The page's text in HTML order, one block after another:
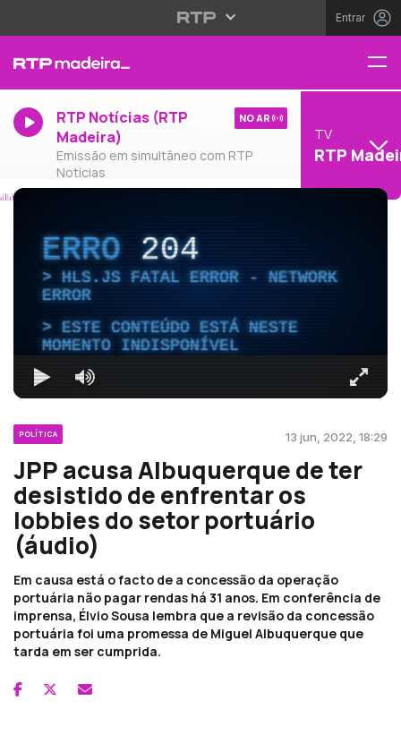
Entrar
RTP Notícias (RTP
Madeira)
Emissão em simultâneo com RTP
Notícias
NO AR
TV
RTP
ERRO204
HLS.JS FATAL ERROR - NETWORK
ERROR
ESTE CONTEÚDO ESTÁ NESTE
MOMENTO INDISPONÍVEL
POLÍTICA 13 jun, 2022, 18:29
JPP acusa Albuquerque de ter
desistido de enfrentar os
lobbies do setor portuário
(áudio)
Em causa está o facto de a concessão da operação
portuária não pagar rendas há 31 anos. Em conferência de
imprensa, Élvio Sousa lembra que a revisão da concessão
portuária foi uma promessa de Miguel Albuquerque que
tarda em ser cumprida.